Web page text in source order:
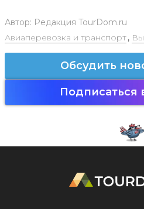
Автор: Редакция TourDom.ru
Авиаперевозка и транспорт,
Обсудить
Подписаться